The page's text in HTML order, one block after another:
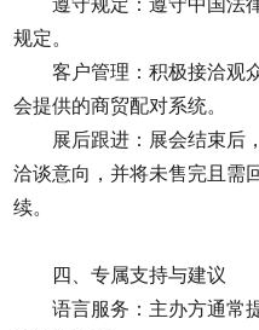
规定。
客户管理：积极接洽观
会提供的商贸配对系统。
展后跟进：展会结束后
洽谈意向，并将未售完且需
续。
四、专属支持与建议
语言服务：主办方通常